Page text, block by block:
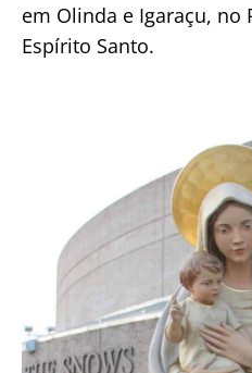
em Olinda e Igaraçu, no
Espírito Santo.